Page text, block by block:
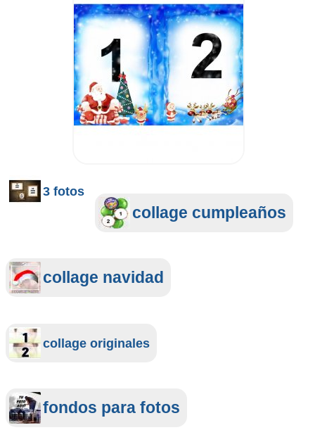
3 fotos
collage cumpleaños
collage navidad
collage originales
fondos para fotos